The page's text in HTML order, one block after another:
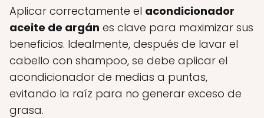
Aplicar correctamente el acondicionador
aceite de argán es clave para maximizar sus
beneficios. Idealmente, después de lavar el
cabello con shampoo, se debe aplicar el
acondicionador de medias a puntas,
evitando la raíz para no generar exceso de
grasa.